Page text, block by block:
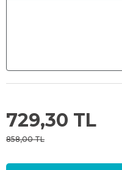
729,30 TL
858,00 TL